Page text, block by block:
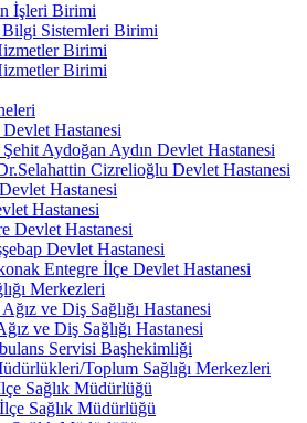
İşleri Birimi
Bilgi Sistemleri Birimi
Birimi
Birimi
Devlet Hastanesi
Şehit Aydoğan Aydın Devlet Hastanesi
Cizrelioğlu Devlet Hastanesi
Hastanesi
Hastanesi
Devlet Hastanesi
Devlet Hastanesi
Entegre İlçe Devlet Hastanesi
Merkezleri
Ağız ve Diş Sağlığı Hastanesi
ve Diş Sağlığı Hastanesi
Servisi Başhekimliği
Toplum Sağlığı Merkezleri
Sağlık Müdürlüğü
Sağlık Müdürlüğü